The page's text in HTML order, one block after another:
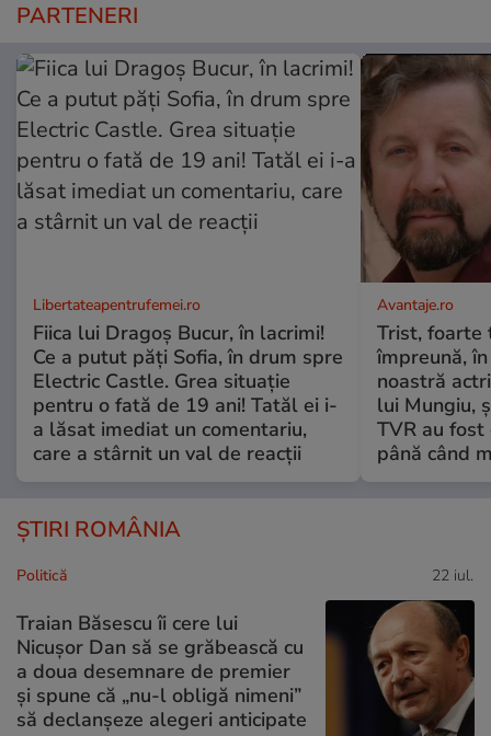
PARTENERI
Libertateapentrufemei.ro
Fiica lui Dragoș Bucur, în lacrimi!
Ce a putut păți Sofia, în drum spre
Electric Castle. Grea situație
pentru o fată de 19 ani! Tatăl ei i-
a lăsat imediat un comentariu,
care a stârnit un val de reacții
Avantaje.ro
Trist, foarte
împreună,
noastră
lui Mungiu,
TVR au
până când
ȘTIRI ROMÂNIA
Politică 22 iul.
Traian Băsescu îi cere lui
Nicușor Dan să se grăbească cu
a doua desemnare de premier
și spune că „nu-l obligă nimeni”
să declanșeze alegeri anticipate